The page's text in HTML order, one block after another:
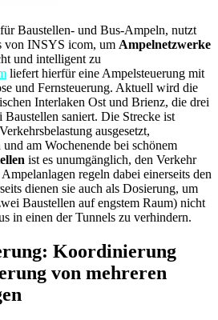
Baustellen- und Bus-Ampeln, nutzt
von INSYS icom, um Ampelnetzwerke
und intelligent zu
liefert hierfür eine Ampelsteuerung mit
und Fernsteuerung. Aktuell wird die
Interlaken Ost und Brienz, die drei
saniert. Die Strecke ist
ausgesetzt,
am Wochenende bei schönem
ist es unumgänglich, den Verkehr
regeln dabei einerseits den
dienen sie auch als Dosierung, um
Baustellen auf engstem Raum) nicht
in einen der Tunnels zu verhindern.
Koordinierung
von mehreren